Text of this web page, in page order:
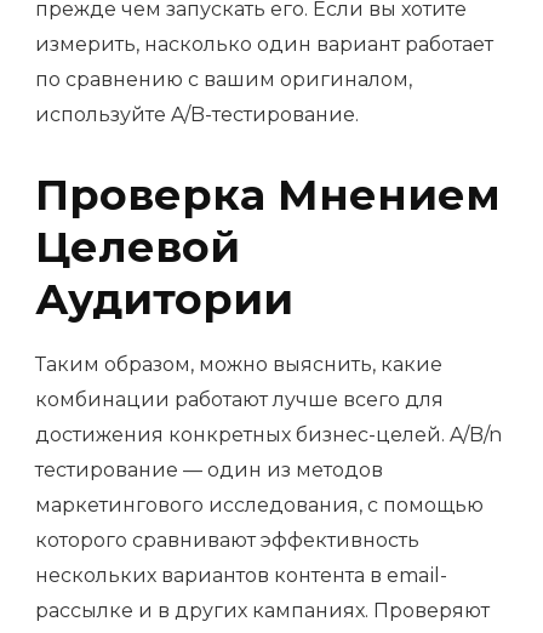
прежде чем запускать его. Если вы хотите
измерить, насколько один вариант работает
по сравнению с вашим оригиналом,
используйте A/B-тестирование.
Проверка Мнением
Целевой
Аудитории
Таким образом, можно выяснить, какие
комбинации работают лучше всего для
достижения конкретных бизнес-целей. A/B/n
тестирование — один из методов
маркетингового исследования, с помощью
которого сравнивают эффективность
нескольких вариантов контента в email-
рассылке и в других кампаниях. Проверяют